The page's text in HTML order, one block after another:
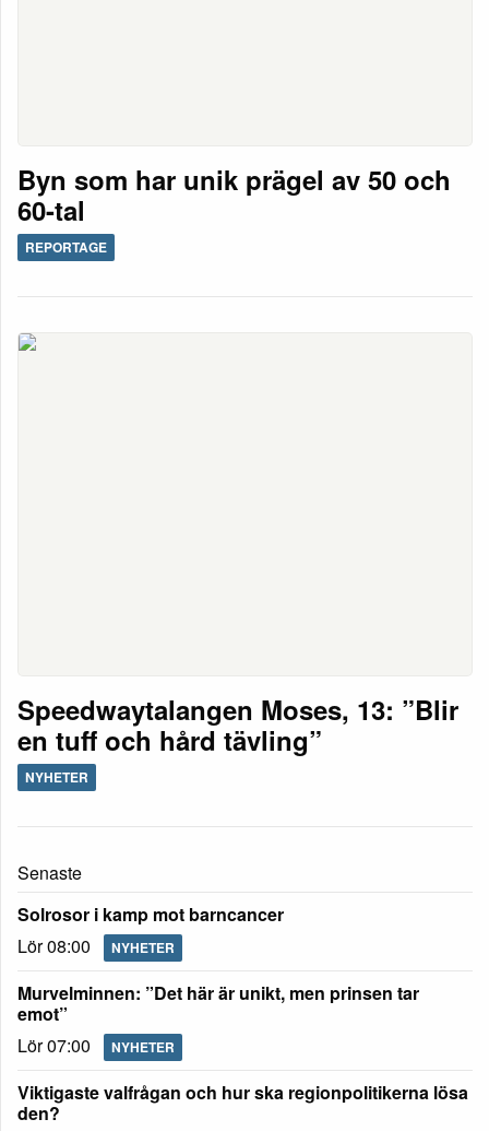
Byn som har unik prägel av 50 och
60-tal
REPORTAGE
Speedwaytalangen Moses, 13: ”Blir
en tuff och hård tävling”
NYHETER
Senaste
Solrosor i kamp mot barncancer
Lör 08:00
NYHETER
Murvelminnen: ”Det här är unikt, men prinsen tar
emot”
Lör 07:00
NYHETER
Viktigaste valfrågan och hur ska regionpolitikerna lösa
den?